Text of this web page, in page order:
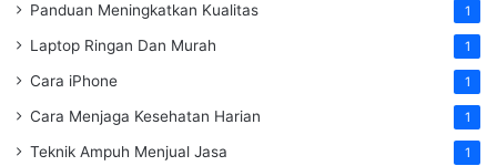
Panduan Meningkatkan Kualitas 1
Laptop Ringan Dan Murah 1
Cara iPhone 1
Cara Menjaga Kesehatan Harian 1
Teknik Ampuh Menjual Jasa 1